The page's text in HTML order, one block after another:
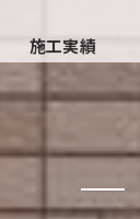
施工実績